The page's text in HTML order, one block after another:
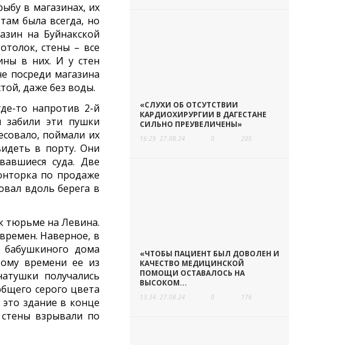
в магазинах, их
была всегда, но
на Буйнакской
стены – все
в них. И у стен
посреди магазина
даже без воды.
то напротив 2-й
забили эти пушки
поймали их
в порту. Они
суда. Две
по продаже
вдоль берега в
тюрьме на Левина.
Наверное, в
дома
времени ее из
получались
серого цвета
здание в конце
взрывали по
«СЛУХИ ОБ ОТСУТСТВИИ
КАРДИОХИРУРГИИ В ДАГЕСТАНЕ
СИЛЬНО ПРЕУВЕЛИЧЕНЫ»
16:29 27.08.24 0 205
«ЧТОБЫ ПАЦИЕНТ БЫЛ ДОВОЛЕН И
КАЧЕСТВО МЕДИЦИНСКОЙ
ПОМОЩИ ОСТАВАЛОСЬ НА
ВЫСОКОМ...
13:34 27.08.24 0 176